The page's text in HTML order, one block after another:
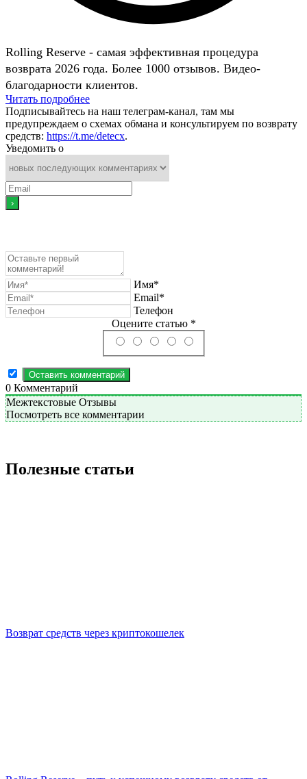
Rolling Reserve - самая эффективная процедура
возврата 2026 года. Более 1000 отзывов. Видео-
благодарности клиентов.
Читать подробнее
Подписывайтесь на наш телеграм-канал, там мы
предупреждаем о схемах обмана и консультируем по возврату
средств: https://t.me/detecx.
Уведомить о
Имя*
Email*
Телефон
Оцените статью *
0 Комментарий
Межтекстовые Отзывы
Посмотреть все комментарии
Полезные статьи
Возврат средств через криптокошелек